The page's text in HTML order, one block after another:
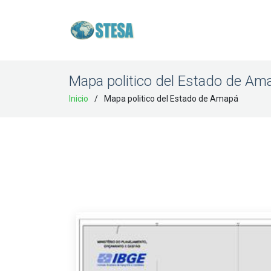
Mapa politico del Estado de
Inicio Mapa politico del Estado de Amapá